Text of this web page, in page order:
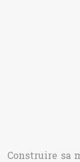
Construire sa